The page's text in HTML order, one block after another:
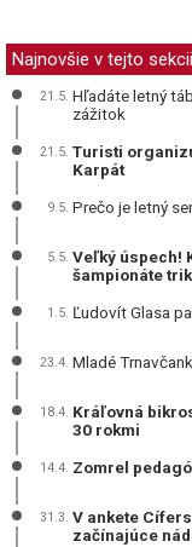
Najnovšie v tejto sekcii
21.5. Hľadáte letný
zážitok
21.5. Turisti
Karpát
9.5. Prečo je letný
5.5. Veľký úspech!
šampionáte
1.5. Ľudovít Glasa
23.4. Mladé
18.4. Kráľovná
30 rokmi
14.4. Zomrel
31.3. V ankete
začínajúce